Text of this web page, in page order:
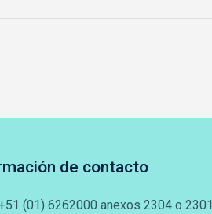
de contacto
(01) 6262000 anexos 2304 o 2301